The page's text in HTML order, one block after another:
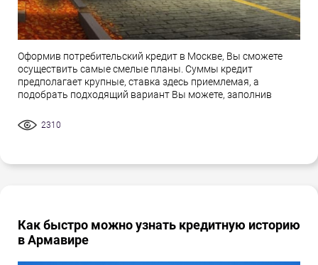
Оформив потребительский кредит в Москве, Вы сможете
осуществить самые смелые планы. Суммы кредит
предполагает крупные, ставка здесь приемлемая, а
подобрать подходящий вариант Вы можете, заполнив
2310
Как быстро можно узнать кредитную историю
в Армавире